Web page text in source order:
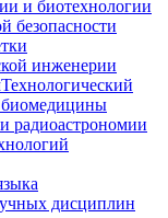
и биотехнологии
безопасности
инженерии
биомедицины
радиоастрономии
дисциплин